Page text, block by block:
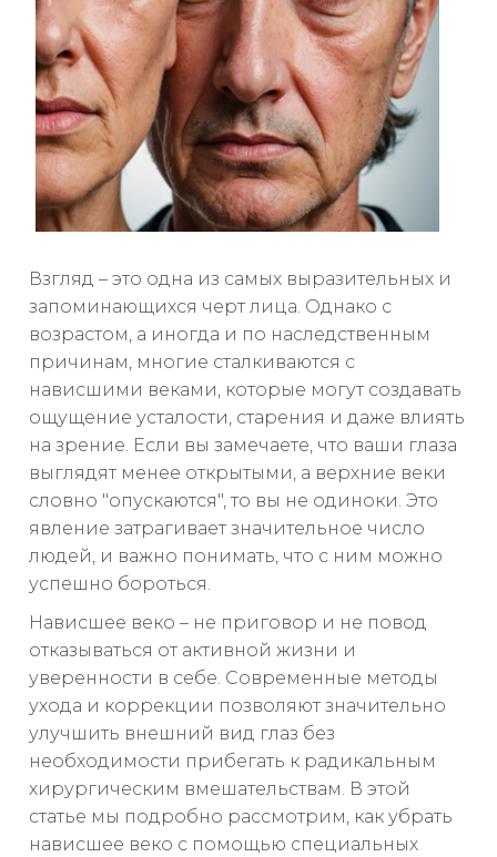
Взгляд – это одна из самых выразительных и
запоминающихся черт лица. Однако с
возрастом, а иногда и по наследственным
причинам, многие сталкиваются с
нависшими веками, которые могут создавать
ощущение усталости, старения и даже влиять
на зрение. Если вы замечаете, что ваши глаза
выглядят менее открытыми, а верхние веки
словно "опускаются", то вы не одиноки. Это
явление затрагивает значительное число
людей, и важно понимать, что с ним можно
успешно бороться.
Нависшее веко – не приговор и не повод
отказываться от активной жизни и
уверенности в себе. Современные методы
ухода и коррекции позволяют значительно
улучшить внешний вид глаз без
необходимости прибегать к радикальным
хирургическим вмешательствам. В этой
статье мы подробно рассмотрим, как убрать
нависшее веко с помощью специальных